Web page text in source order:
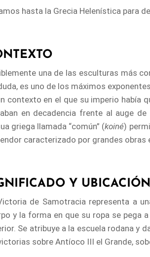
hasta la Grecia Helenística para
una de las esculturas más
es uno de los máximos
contexto en el que su imperio había
en decadencia frente al auge
griega llamada “común” (koiné)
caracterizado por grandes
Y UBICACIÓN
de Samotracia representa a
y la forma en que su ropa se pega
Se atribuye a la escuela rodana y
sobre Antíoco III el Grande,